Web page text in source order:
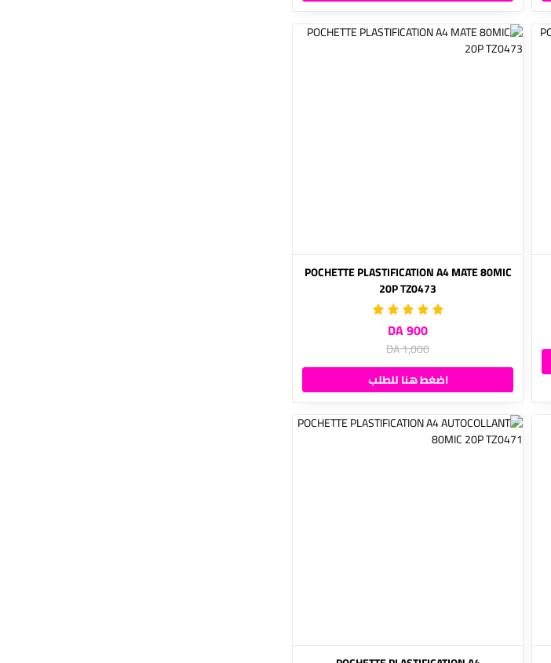
POCHETTE PLASTIFICATION A4 MATE 80MIC
20P TZ0473
900 DA
1,000 DA
اضغط هنا للطلب